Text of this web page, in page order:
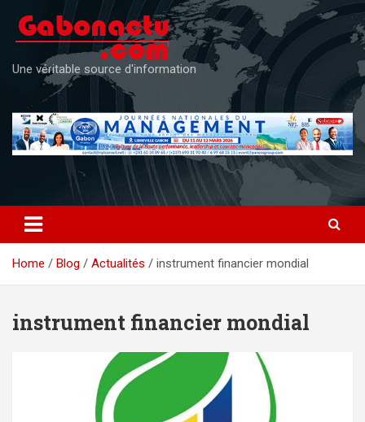
content
Une véritable source d'information
Home Blog Actualités instrument financier mondial
instrument financier mondial